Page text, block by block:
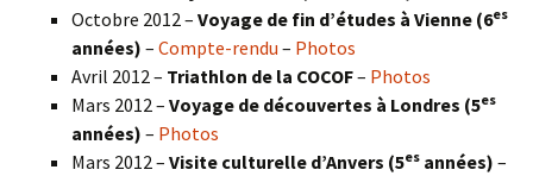
Octobre 2012 – Voyage de fin d’études à Vienne (6es
années) – Compte-rendu – Photos
Avril 2012 – Triathlon de la COCOF– Photos
Mars 2012 – Voyage de découvertes à Londres (5es
années) – Photos
Mars 2012 – Visite culturelle d’Anvers (5es années) –